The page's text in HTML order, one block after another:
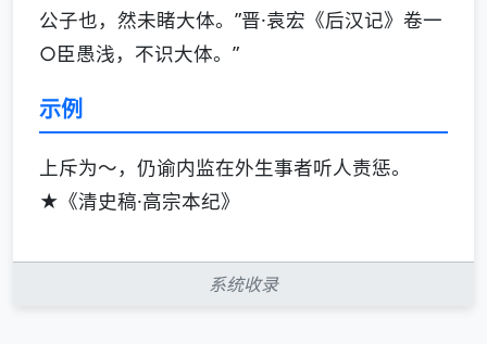
公子也，然未睹大体。”晋·袁宏《后汉记》卷一
○臣愚浅，不识大体。”
示例
上斥为～，仍谕内监在外生事者听人责惩。
★《清史稿·高宗本纪》
系统收录